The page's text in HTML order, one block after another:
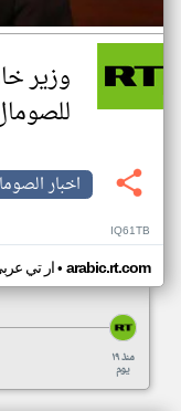
وزير
اخبار
IQ61TB
ار تي• arabic.rt.com
منذ ١٩
يوم